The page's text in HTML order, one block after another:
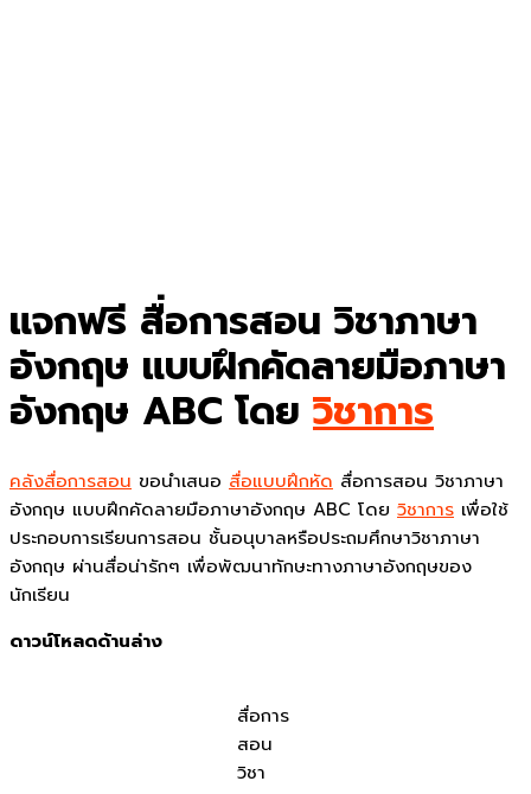
แจกฟรี สื่อการสอน วิชาภาษา
อังกฤษ แบบฝึกคัดลายมือภาษา
อังกฤษ ABC โดย วิชาการ
คลังสื่อการสอน ขอนำเสนอ สื่อแบบฝึกหัด สื่อการสอน วิชาภาษา
อังกฤษ แบบฝึกคัดลายมือภาษาอังกฤษ ABC โดย วิชาการ เพื่อใช้
ประกอบการเรียนการสอน ชั้นอนุบาลหรือประถมศึกษาวิชาภาษา
อังกฤษ ผ่านสื่อน่ารักๆ เพื่อพัฒนาทักษะทางภาษาอังกฤษของ
นักเรียน
ดาวน์โหลดด้านล่าง
สื่อการ
สอน
วิชา